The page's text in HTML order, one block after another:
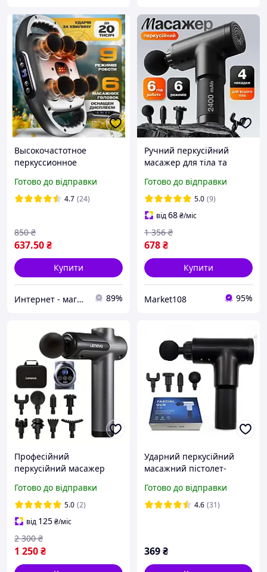
Высокочастотное
перкуссионное
головок 20 скоростей и 9
режимов
Готово до відправки
4.7 (24)
637.50₴
850 ₴
Купити
Интернет - магазин "Грядка" 89%
Ручний перкусійний
масажер для тіла та
пістолет вібраційний
ударний
Готово до відправки
5.0 (9)
від68₴/міс
678₴
1 356 ₴
Купити
Market108 95%
Професійний
перкусійний масажер
(Сірий)/8 насадок/99
швидкостей
Готово до відправки
5.0 (2)
від 125₴/міс
1 250₴
2 300 ₴
Ударний перкусійний
масажний пістолет-
FASCIAL GUN Чорний
iC227
Готово до відправки
4.6 (31)
369₴